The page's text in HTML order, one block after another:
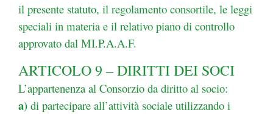
il presente statuto, il regolamento consortile, le leggi
speciali in materia e il relativo piano di controllo
approvato dal MI.P.A.A.F.
ARTICOLO 9 – DIRITTI DEI SOCI
L’appartenenza al Consorzio da diritto al socio:
a) di partecipare all’attività sociale utilizzando i